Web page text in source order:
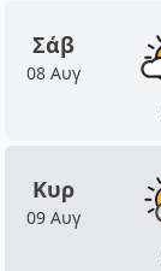
Σάβ
08 Αυγ
Κυρ
09 Αυγ